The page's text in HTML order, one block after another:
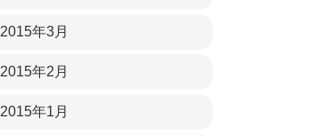
2015年3月
2015年2月
2015年1月